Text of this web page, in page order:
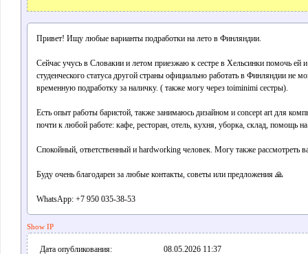
Привет! Ищу любые варианты подработки на лето в Финляндии.
Сейчас учусь в Словакии и летом приезжаю к сестре в Хельсинки помочь ей
студенческого статуса другой страны официально работать в Финляндии не
временную подработку за наличку. ( также могу через toiminimi сестры).
Есть опыт работы баристой, также занимаюсь дизайном и concept art для
почти к любой работе: кафе, ресторан, отель, кухня, уборка, склад, помощь на
Спокойный, ответственный и hardworking человек. Могу также рассмотреть
Буду очень благодарен за любые контакты, советы или предложения 🙏
WhatsApp: +7 950 035-38-53
Show IP
Дата опубликования: 08.05.2026 11:37